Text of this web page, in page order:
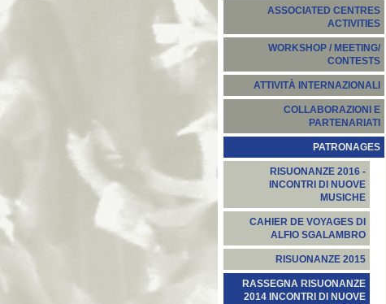
ASSOCIATED CENTRES
ACTIVITIES
WORKSHOP / MEETING/
CONTESTS
ATTIVITÀ INTERNAZIONALI
COLLABORAZIONI E
PARTENARIATI
PATRONAGES
RISUONANZE 2016 -
INCONTRI DI NUOVE
MUSICHE
CAHIER DE VOYAGES DI
ALFIO SGALAMBRO
RISUONANZE 2015
RASSEGNA RISUONANZE
2014 INCONTRI DI NUOVE